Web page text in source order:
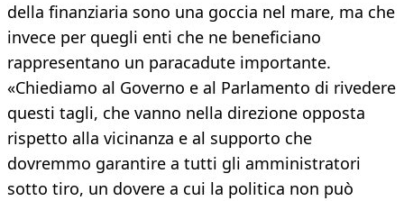
della finanziaria sono una goccia nel mare, ma che
invece per quegli enti che ne beneficiano
rappresentano un paracadute importante.
«Chiediamo al Governo e al Parlamento di rivedere
questi tagli, che vanno nella direzione opposta
rispetto alla vicinanza e al supporto che
dovremmo garantire a tutti gli amministratori
sotto tiro, un dovere a cui la politica non può